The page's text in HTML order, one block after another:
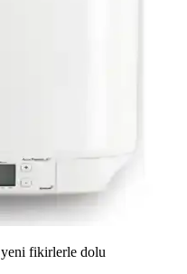
yeni fikirlerle dolu